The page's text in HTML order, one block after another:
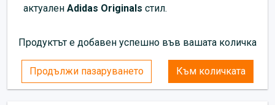
актуален Adidas Originals стил.
Продуктът е добавен успешно във вашата количка
Продължи пазаруването Към количката